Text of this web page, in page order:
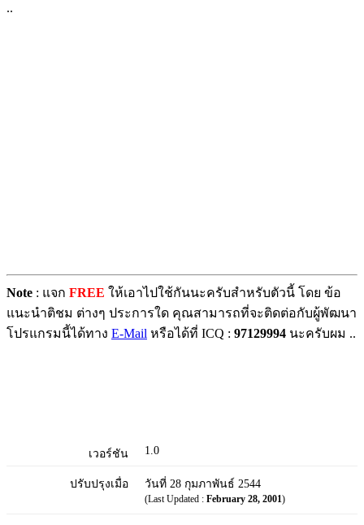
..
Note : แจก FREE ให้เอาไปใช้กันนะครับสำหรับตัวนี้ โดย ข้อ
แนะนำติชม ต่างๆ ประการใด คุณสามารถที่จะติดต่อกับผู้พัฒนา
โปรแกรมนี้ได้ทาง E-Mail หรือได้ที่ ICQ : 97129994 นะครับผม ..
เวอร์ชัน 1.0
ปรับปรุงเมื่อ วันที่ 28 กุมภาพันธ์ 2544
(Last Updated : February 28, 2001)